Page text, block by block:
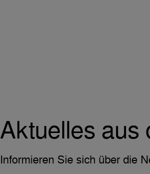
Aktuelles aus
Informieren Sie sich über die